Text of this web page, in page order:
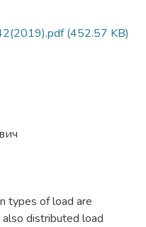
(452.57 KB)
types of load are
distributed load